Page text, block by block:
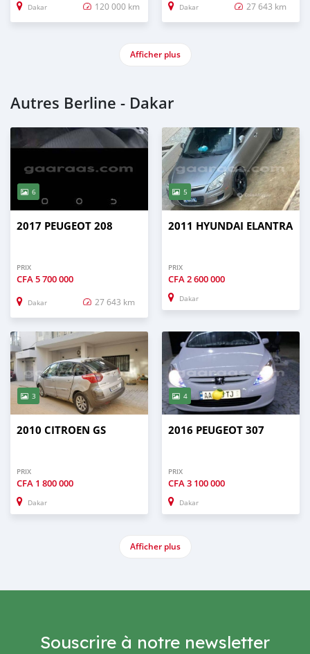
Dakar 120 000 km Dakar 27 643 km
Afficher plus
Autres Berline - Dakar
6
2017 PEUGEOT 208
PRIX
CFA5 700 000
Dakar 27 643 km
5
2011 HYUNDAI ELANTRA
PRIX
CFA2 600 000
Dakar
3
2010 CITROEN GS
PRIX
CFA 1 800 000
Dakar
4
2016 PEUGEOT 307
PRIX
CFA3 100 000
Dakar
Afficher plus
Souscrire à notre newsletter